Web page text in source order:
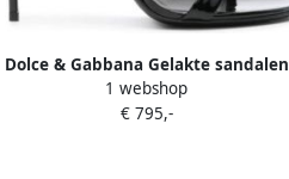
Dolce & Gabbana Gelakte sandalen
met logoplakkaat Zwart
1 webshop
€ 795,-